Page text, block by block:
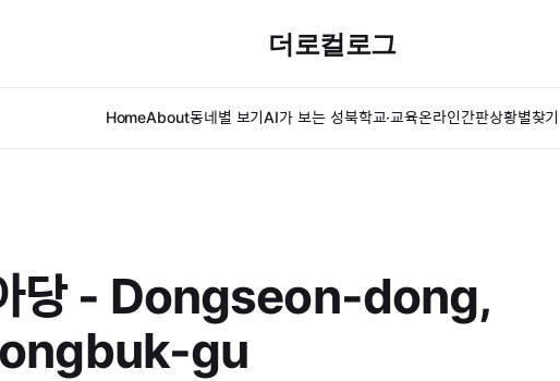
더로컬로그
HomeAbout동네별 보기AI가 보는 성북학교·교육온라인간판상황별찾기
당 - Dongseon-dong,
gu